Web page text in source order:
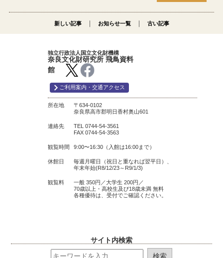
新しい記事 ｜ お知らせ一覧 ｜ 古い記事
独立行政法人国立文化財機構
奈良文化財研究所 飛鳥資料
館
ご利用案内・交通アクセス
所在地
〒634-0102
奈良県高市郡明日香村奥山601
連絡先
TEL 0744-54-3561
FAX 0744-54-3563
観覧時間 9:00〜16:30（入館は16:00まで）
休館日
毎週月曜日（祝日と重なれば翌平日）、
年末年始(R8/12/23～R9/1/3)
観覧料
一般 350円／大学生 200円／
70歳以上・高校生及び18歳未満 無料
各種優待は、受付でご確認ください。
サイト内検索